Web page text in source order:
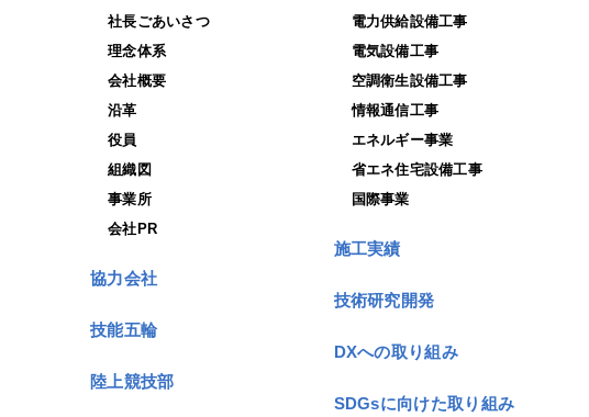
社長ごあいさつ
理念体系
会社概要
沿革
役員
組織図
事業所
会社PR
協力会社
技能五輪
陸上競技部
電力供給設備工事
電気設備工事
空調衛生設備工事
情報通信工事
エネルギー事業
省エネ住宅設備工事
国際事業
施工実績
技術研究開発
DXへの取り組み
SDGsに向けた取り組み